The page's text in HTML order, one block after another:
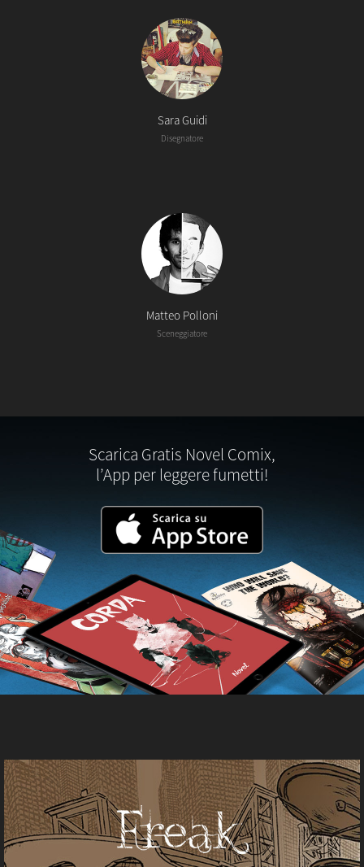
Sara Guidi
Disegnatore
Matteo Polloni
Sceneggiatore
Scarica Gratis Novel Comix,
l’App per leggere fumetti!